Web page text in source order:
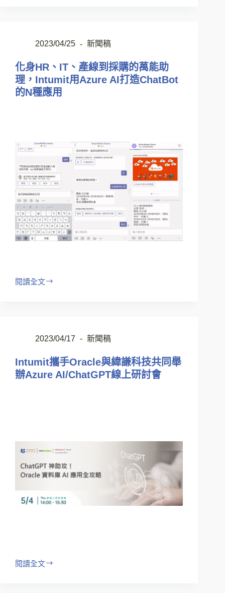
2023/04/25 新聞稿
化身HR、IT、產線到採購的萬能助
理，Intumit用Azure AI打造ChatBot
的N種應用
閱讀全文
2023/04/17 新聞稿
Intumit攜手Oracle與緯謙科技共同舉
辦Azure AI/ChatGPT線上研討會
閱讀全文